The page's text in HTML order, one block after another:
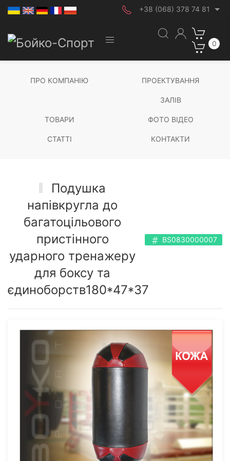
+38 (068) 378 74 81
0
ПРО КОМПАНІЮ ПРОЕКТУВАННЯ
ЗАЛІВ
ТОВАРИ ФОТО ВІДЕО
СТАТТІ КОНТАКТИ
Подушка
напівкругла до
багатоцільового
пристінного
ударного тренажеру
для боксу та
єдиноборств180*47*37
BS0830000007